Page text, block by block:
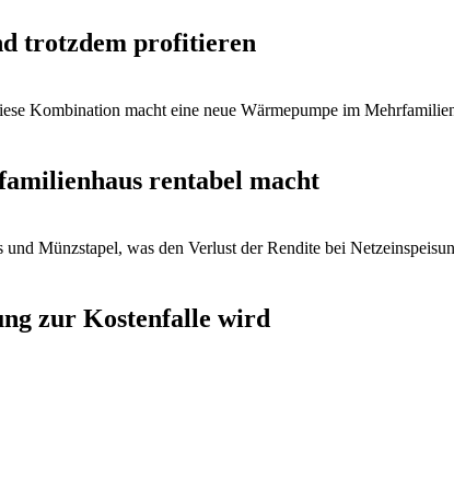
trotzdem profitieren
rentabel macht
zur Kostenfalle wird